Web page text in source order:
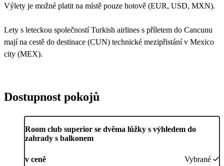
Výlety je možné platit na místě pouze hotově (EUR, USD, MXN).
Lety s leteckou společností Turkish airlines s příletem do Cancunu
mají na cestě do destinace (CUN) technické mezipřistání v Mexico
city (MEX).
Dostupnost pokojů
Room club superior se dvěma lůžky s výhledem do
zahrady s balkonem
v ceně Vybrané